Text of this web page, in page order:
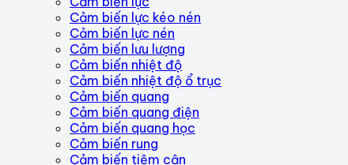
Cảm biến lực kéo nén
Cảm biến lực nén
Cảm biến lưu lượng
Cảm biến nhiệt độ
Cảm biến nhiệt độ ổ trục
Cảm biến quang
Cảm biến quang điện
Cảm biến quang học
Cảm biến rung
Cảm biến tiệm cận